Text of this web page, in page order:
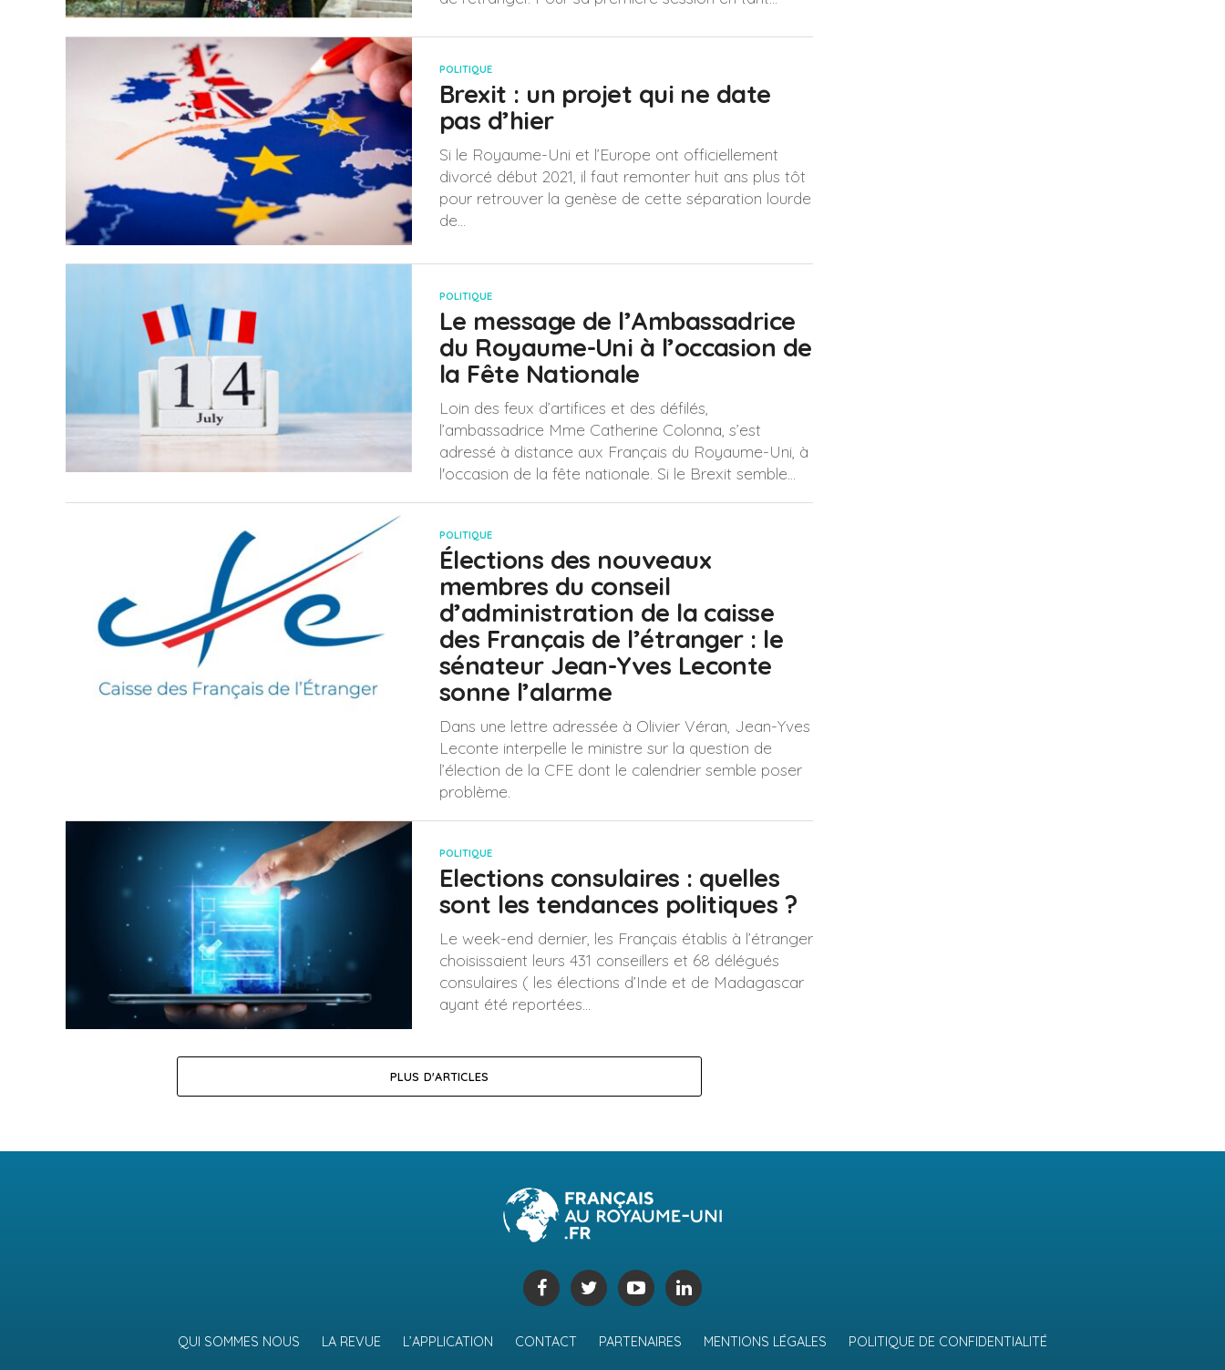
POLITIQUE
Brexit : un projet qui ne date
pas d’hier
Si le Royaume-Uni et l’Europe ont officiellement
divorcé début 2021, il faut remonter huit ans plus tôt
pour retrouver la genèse de cette séparation lourde
de...
POLITIQUE
Le message de l’Ambassadrice
du Royaume-Uni à l’occasion de
la Fête Nationale
Loin des feux d’artifices et des défilés,
l’ambassadrice Mme Catherine Colonna, s’est
adressé à distance aux Français du Royaume-Uni, à
l'occasion de la fête nationale. Si le Brexit semble...
POLITIQUE
Élections des nouveaux
membres du conseil
d’administration de la caisse
des Français de l’étranger : le
sénateur Jean-Yves Leconte
sonne l’alarme
Dans une lettre adressée à Olivier Véran, Jean-Yves
Leconte interpelle le ministre sur la question de
l’élection de la CFE dont le calendrier semble poser
problème.
POLITIQUE
Elections consulaires : quelles
sont les tendances politiques ?
Le week-end dernier, les Français établis à l’étranger
choisissaient leurs 431 conseillers et 68 délégués
consulaires ( les élections d’Inde et de Madagascar
ayant été reportées...
PLUS D'ARTICLES
QUI SOMMES NOUS LA REVUE L’APPLICATION CONTACT PARTENAIRES MENTIONS LÉGALES POLITIQUE DE CONFIDENTIALITÉ